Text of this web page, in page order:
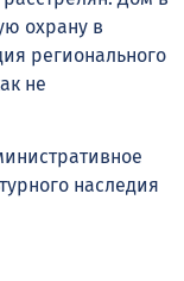
охрану в
регионального
не
наследия